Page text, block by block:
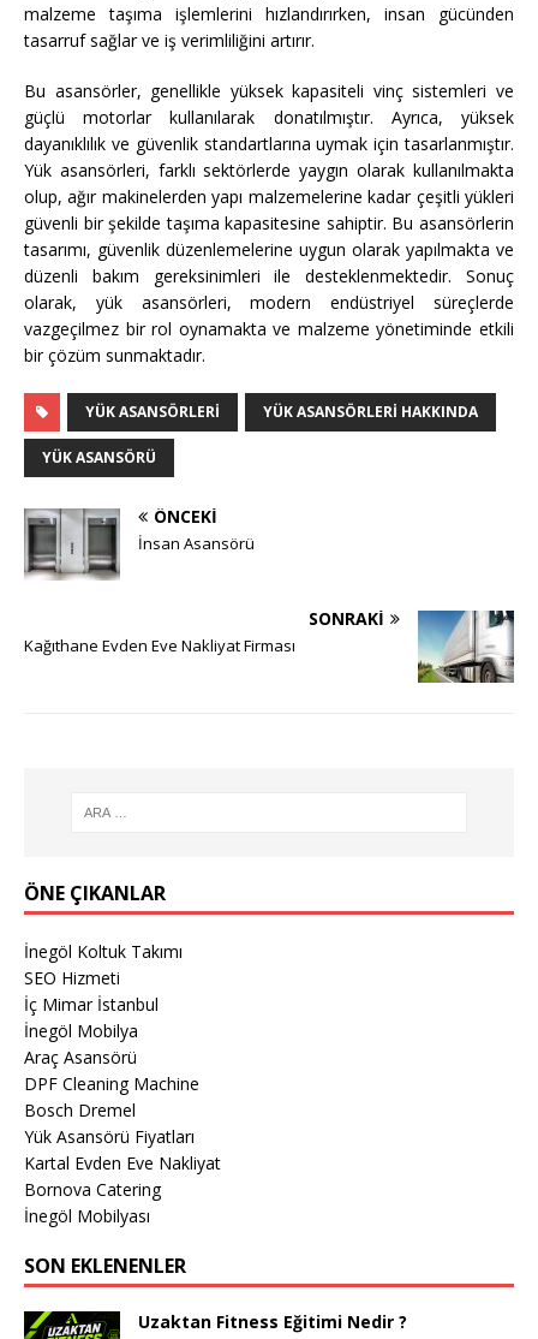
malzeme taşıma işlemlerini hızlandırırken, insan gücünden
tasarruf sağlar ve iş verimliliğini artırır.
Bu asansörler, genellikle yüksek kapasiteli vinç sistemleri ve
güçlü motorlar kullanılarak donatılmıştır. Ayrıca, yüksek
dayanıklılık ve güvenlik standartlarına uymak için tasarlanmıştır.
Yük asansörleri, farklı sektörlerde yaygın olarak kullanılmakta
olup, ağır makinelerden yapı malzemelerine kadar çeşitli yükleri
güvenli bir şekilde taşıma kapasitesine sahiptir. Bu asansörlerin
tasarımı, güvenlik düzenlemelerine uygun olarak yapılmakta ve
düzenli bakım gereksinimleri ile desteklenmektedir. Sonuç
olarak, yük asansörleri, modern endüstriyel süreçlerde
vazgeçilmez bir rol oynamakta ve malzeme yönetiminde etkili
bir çözüm sunmaktadır.
YÜK ASANSÖRLERI YÜK ASANSÖRLERI HAKKINDA
YÜK ASANSÖRÜ
ÖNCEKI
İnsan Asansörü
SONRAKI
Kağıthane Evden Eve Nakliyat Firması
ÖNE ÇIKANLAR
İnegöl Koltuk Takımı
SEO Hizmeti
İç Mimar İstanbul
İnegöl Mobilya
Araç Asansörü
DPF Cleaning Machine
Bosch Dremel
Yük Asansörü Fiyatları
Kartal Evden Eve Nakliyat
Bornova Catering
İnegöl Mobilyası
SON EKLENENLER
Uzaktan Fitness Eğitimi Nedir ?